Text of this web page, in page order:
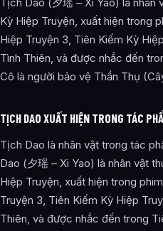
Kỳ Hiệp Truyện, xuất hiện trong
Hiệp Truyện 3, Tiên Kiếm Kỳ
Tình Thiên, và được nhắc đến
Cô là người bảo vệ Thần Thụ
TỊCH DAO XUẤT HIỆN TRONG TÁC
Tịch Dao là nhân vật trong tác
Dao (夕瑶 – Xi Yao) là nhân vật
Hiệp Truyện, xuất hiện trong
Truyện 3, Tiên Kiếm Kỳ Hiệp
Thiên, và được nhắc đến trong